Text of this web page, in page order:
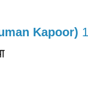
Kapoor)